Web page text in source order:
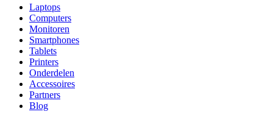
Laptops
Computers
Monitoren
Smartphones
Tablets
Printers
Onderdelen
Accessoires
Partners
Blog